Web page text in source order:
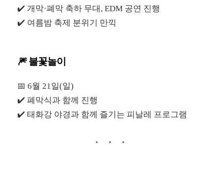
✔️ 개막·폐막 축하 무대, EDM 공연 진행
✔️ 여름밤 축제 분위기 만끽
🎆 불꽃놀이
📅 6월 21일(일)
✔️ 폐막식과 함께 진행
✔️ 태화강 야경과 함께 즐기는 피날레 프로그램